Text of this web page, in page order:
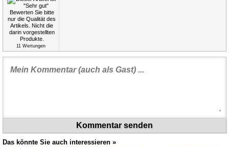
11 Wertungen
Kommentar senden
Das könnte Sie auch interessieren »